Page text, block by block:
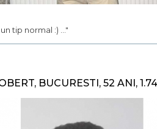
un tip normal :) ..."
BUCURESTI, 52 ANI,